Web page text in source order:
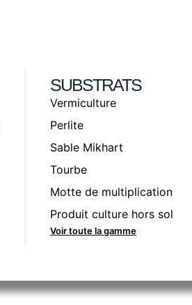
SUBSTRATS
Vermiculture
Perlite
Sable Mikhart
Tourbe
Motte de multiplication
Produit culture hors sol
Voir toute la gamme